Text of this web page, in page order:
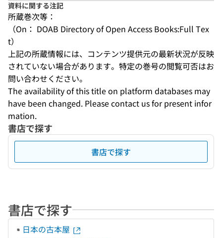
資料に関する注記
所蔵巻次等：
（On： DOAB Directory of Open Access Books:Full Tex
t）
上記の所蔵情報には、コンテンツ提供元の最新状況が反映
されていない場合があります。特定の巻号の閲覧可否はお
問い合わせください。
The availability of this title on platform databases may
have been changed. Please contact us for present infor
mation.
書店で探す
書店で探す
書店で探す
日本の古本屋